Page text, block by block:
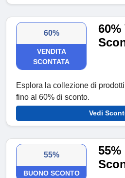
60%
VENDITA
SCONTATA
Esplora la collezione di
fino al 60% di sconto.
Vedi
55%
BUONO SCONTO